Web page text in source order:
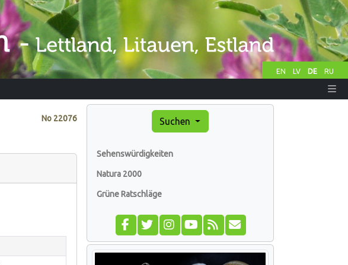
EN LV DE RU
No 22076 Suchen
Sehenswürdigkeiten
Natura 2000
Grüne Ratschläge